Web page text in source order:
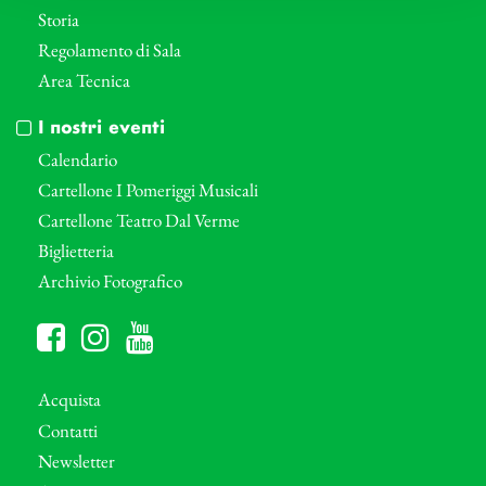
Storia
Regolamento di Sala
Area Tecnica
I nostri eventi
Calendario
Cartellone I Pomeriggi Musicali
Cartellone Teatro Dal Verme
Biglietteria
Archivio Fotografico
Acquista
Contatti
Newsletter